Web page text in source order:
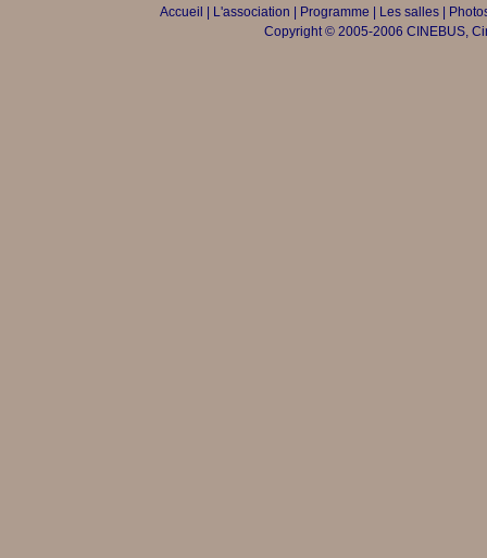
Accueil L'association Programme Les salles|
Copyright © 2005-2006 CINEBUS,